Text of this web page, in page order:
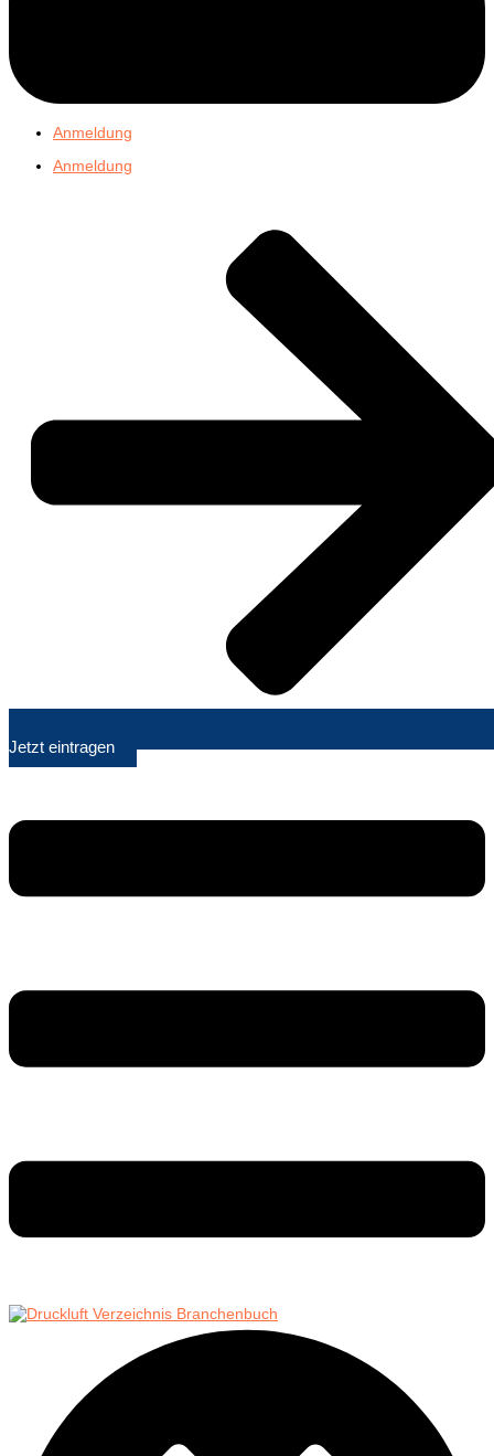
Anmeldung
Anmeldung
Jetzt eintragen